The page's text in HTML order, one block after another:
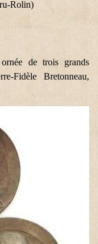
Rolin)
de trois grands
Fidèle Bretonneau,